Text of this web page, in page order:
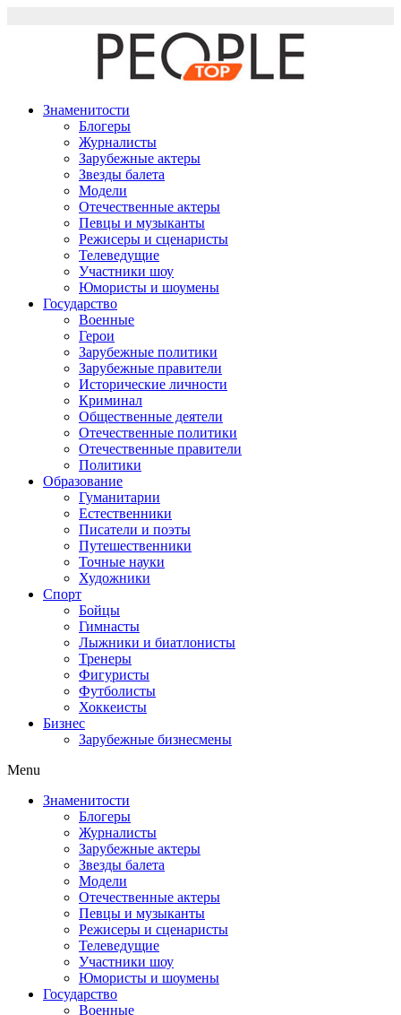
Знаменитости
Блогеры
Журналисты
Зарубежные актеры
Звезды балета
Модели
Отечественные актеры
Певцы и музыканты
Режисеры и сценаристы
Телеведущие
Участники шоу
Юмористы и шоумены
Государство
Военные
Герои
Зарубежные политики
Зарубежные правители
Исторические личности
Криминал
Общественные деятели
Отечественные политики
Отечественные правители
Политики
Образование
Гуманитарии
Естественники
Писатели и поэты
Путешественники
Точные науки
Художники
Спорт
Бойцы
Гимнасты
Лыжники и биатлонисты
Тренеры
Фигуристы
Футболисты
Хоккеисты
Бизнес
Зарубежные бизнесмены
Menu
Знаменитости
Блогеры
Журналисты
Зарубежные актеры
Звезды балета
Модели
Отечественные актеры
Певцы и музыканты
Режисеры и сценаристы
Телеведущие
Участники шоу
Юмористы и шоумены
Государство
Военные